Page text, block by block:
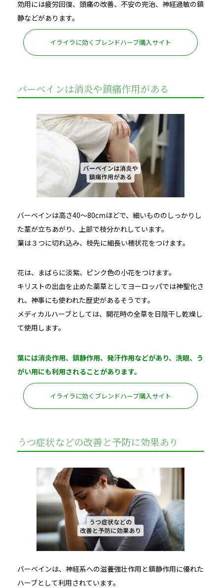
効用には疲労回復、頭痛の改善、不安の完治、神経過敏の鎮
静などがあります。
イライラに効くブレンドハーブ購入サイト
バーベインは消炎や鎮痛作用がある
バーベインは高さ40～80cmほどで、細いもののしっかりし
た茎が立ちあがり、上部で枝分かれしています。
葉は３つに切れ込み、枝先に細長い穂状花をつけます。
花は、まばらに淡紫、ピンク色の小花をつけます。
キリストの出血を止めた薬草としてヨーロッパでは神聖化さ
れ、神事にも使われた歴史があるそうです。
メディカルハーブとしては、開花時の全草を日陰干し乾燥し
て使用します。
葉には消炎作用、鎮静作用、発汗作用などがあり、洗眼、う
がい用にも利用されることがあります。
イライラに効くブレンドハーブ購入サイト
うつ症状などの改善と予防に効果あり
バーベインは、神経系への滋養強壮作用と鎮静作用に優れた
ハーブとして利用されています。